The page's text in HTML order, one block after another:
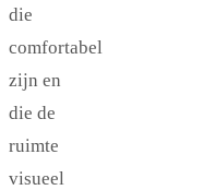
die
comfortabel
zijn en
die de
ruimte
visueel